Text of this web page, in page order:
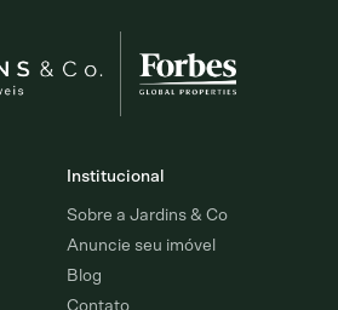
Institucional
Sobre a Jardins & Co
Anuncie seu imóvel
Blog
Contato